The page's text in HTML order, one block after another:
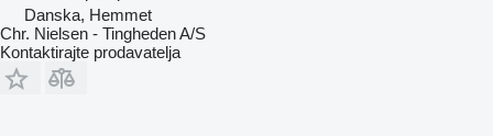
Danska, Hemmet
Chr. Nielsen - Tingheden A/S
Kontaktirajte prodavatelja